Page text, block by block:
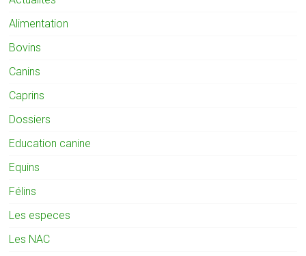
Alimentation
Bovins
Canins
Caprins
Dossiers
Education canine
Equins
Félins
Les especes
Les NAC